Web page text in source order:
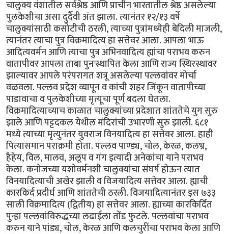
चालुक्य वंशातील सर्वश्रेष्ठ आणि प्राचीन भारतातील श्रेष्ठ असलेल्या
पुलकेशीचा असा दुर्दैवी अंत झाला. त्यानंतर १२/१३ वर्षे
चालुक्यांसाठी कसोटीची ठरली, त्याच्या पुत्रांमध्येही बेदिली माजली,
त्यानंतर त्याचा पुत्र विक्रमादित्य हा सत्तेवर आला. आपला भाऊ
आदित्यवर्मन आणि त्याचा पुत्र अभिनवादित्य ह्यांचा पराभव करुन
वातापीवर आपला ताबा पुनःस्थापित केला आणि राज्य स्थिरस्थावर
झाल्यावर आपले परंपरागत शत्रू असलेल्या पल्लवांवर मोर्चा
वळवला. पल्लव प्रदेश व्यापून व कांची शहर जिंकून वातापीच्या
पाडावाचा व पुलकेशीच्या मृत्यूचा पूर्ण बदला घेतला.
विक्रमादित्याच्याच काळात चालुक्यांच्या प्रदेशात शांततेचे युग सुरु
झाले आणि पट्टदकल येथील मंदिरांची उभारणी सुरु झाली. ६८१
मध्ये त्याच्या मृत्युनंतर युवराज विनयादित्य हा सत्तेवर आला. हाही
पित्यासमान पराक्रमी होता. पल्लव पाण्ड्य, चोल, केरळ, कलभ्र,
हैहेय, विल, मालव, अलूप व गंग इत्यादी अनेकांचा याने पराभव
केला. कनोजच्या यशोवर्मनशी चालुक्यांचा संघर्ष होऊन त्यात
विनयादित्याची अखेर झाली व विजयादित्य सत्तेवर आला. ह्याची
कारकिर्द प्रदीर्घ आणि शांततेची ठरली. विजयादित्यानंतर इस ७३३
साली विक्रमादित्य (द्वितीय) हा सत्तेवर आला. ह्याच्या कारकिर्दित
पुन्हा पल्लवांविरुद्धच्या लढाईला तोंड फुटले. पल्लवांचा पराभव
करुन याने पांड्य, चोल, केरळ आणि कलचुरींचा पराभव केला आणि